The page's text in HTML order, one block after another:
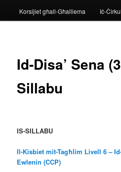
Korsijiet għall-Għalliema Iċ-
Id-Disa’ Sena
Sillabu
IS-SILLABU
Il-Kisbiet mit-Tagħlim Livell 6 –
Ewlenin (CCP)